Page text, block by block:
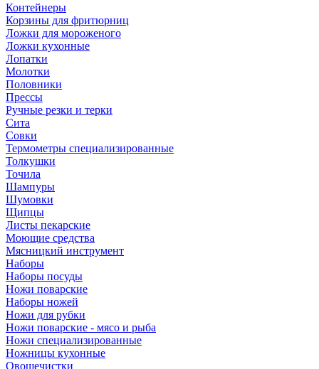
Контейнеры
Корзины для фритюрниц
Ложки для мороженого
Ложки кухонные
Лопатки
Молотки
Половники
Прессы
Ручные резки и терки
Сита
Совки
Термометры специализированные
Толкушки
Точила
Шампуры
Шумовки
Щипцы
Листы пекарские
Моющие средства
Мясницкий инструмент
Наборы
Наборы посуды
Ножи поварские
Наборы ножей
Ножи для рубки
Ножи поварские - мясо и рыба
Ножи специализированные
Ножницы кухонные
Овощечистки